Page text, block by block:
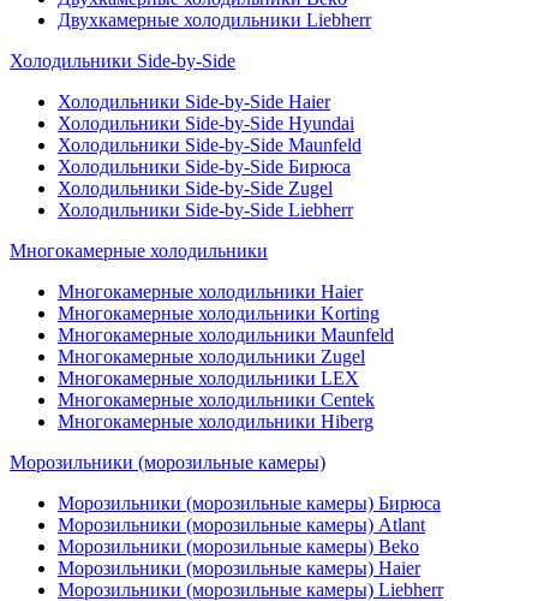
Двухкамерные холодильники Liebherr
Холодильники Side-by-Side
Холодильники Side-by-Side Haier
Холодильники Side-by-Side Hyundai
Холодильники Side-by-Side Maunfeld
Холодильники Side-by-Side Бирюса
Холодильники Side-by-Side Zugel
Холодильники Side-by-Side Liebherr
Многокамерные холодильники
Многокамерные холодильники Haier
Многокамерные холодильники Korting
Многокамерные холодильники Maunfeld
Многокамерные холодильники Zugel
Многокамерные холодильники LEX
Многокамерные холодильники Centek
Многокамерные холодильники Hiberg
Морозильники (морозильные камеры)
Морозильники (морозильные камеры) Бирюса
Морозильники (морозильные камеры) Atlant
Морозильники (морозильные камеры) Beko
Морозильники (морозильные камеры) Haier
Морозильники (морозильные камеры) Liebherr